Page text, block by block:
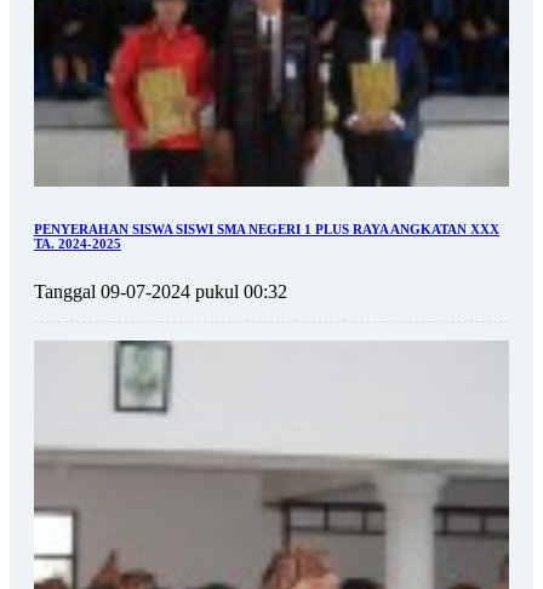
PENYERAHAN SISWA SISWI SMA NEGERI 1 PLUS RAYA ANGKATAN XXX
TA. 2024-2025
Tanggal 09-07-2024 pukul 00:32